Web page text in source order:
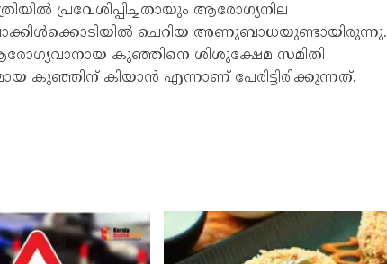
പ്രവേശിപ്പിച്ചതായും ആരോഗ്യനില
ചെറിയ അണുബാധയുണ്ടായിരുന്നു.
കുഞ്ഞിനെ ശിശുക്ഷേമ സമിതി
കുഞ്ഞിന് കിയാന്‍ എന്നാണ് പേരിട്ടിരിക്കുന്നത്.